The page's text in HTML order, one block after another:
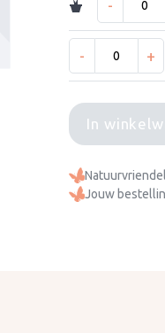
-
- +
In
Jouw